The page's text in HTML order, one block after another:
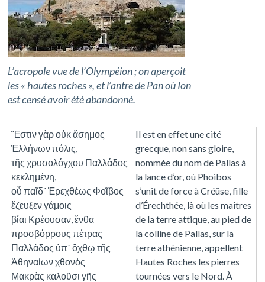
L’acropole vue de l’Olympéion ; on aperçoit
les « hautes roches », et l’antre de Pan où Ion
est censé avoir été abandonné.
Ἔστιν γὰρ οὐκ ἄσημος
Ἑλλήνων πόλις,
τῆς χρυσολόγχου Παλλάδος
κεκλημένη,
οὗ παῖδ´ Ἐρεχθέως Φοῖβος
ἔζευξεν γάμοις
βίαι Κρέουσαν, ἔνθα
προσβόρρους πέτρας
Παλλάδος ὑπ´ ὄχθῳ τῆς
Ἀθηναίων χθονὸς
Μακρὰς καλοῦσι γῆς
Il est en effet une cité
grecque, non sans gloire,
nommée du nom de Pallas à
la lance d’or, où Phoibos
s’unit de force à Créüse, fille
d’Érechthée, là où les maîtres
de la terre attique, au pied de
la colline de Pallas, sur la
terre athénienne, appellent
Hautes Roches les pierres
tournées vers le Nord. À